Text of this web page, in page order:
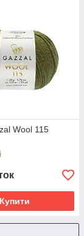
Wool 115
Купити